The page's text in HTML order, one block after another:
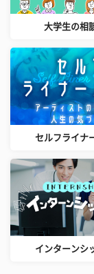
大学生の相
セルフライナ
インターンシ